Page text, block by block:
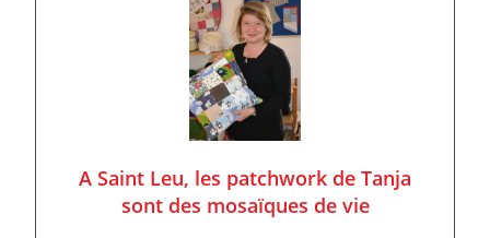
A Saint Leu, les patchwork de Tanja
sont des mosaïques de vie